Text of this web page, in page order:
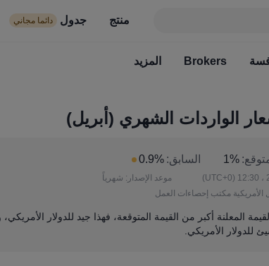
منتج جدول دائما مجاني
مالية الإشارة منافسة
دائما مجاني السوق
Brokers المزيد
الواردات الشهري (أبريل)
1% السابق: 0.9%
(UTC+0) موعد الإصدار: شهرياً
الأمريكية مكتب إحصاءات العمل
المعلنة أكبر من القيمة المتوقعة، فهذا جيد للدولار
للدولار الأمريكي.